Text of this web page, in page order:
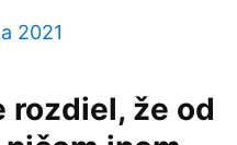
2021
že od